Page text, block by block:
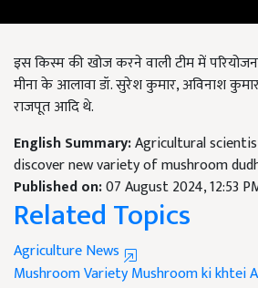
इस किस्म की खोज करने वाली टीम में परियोजना
मीना के आलावा डॉ. सुरेश कुमार, अविनाश
राजपूत आदि थे.
English Summary:Agricultural
discover new variety of mushroom
Published on:07 August 2024, 12:53
Related Topics
Agriculture News
Mushroom VarietyMushroom ki khtei